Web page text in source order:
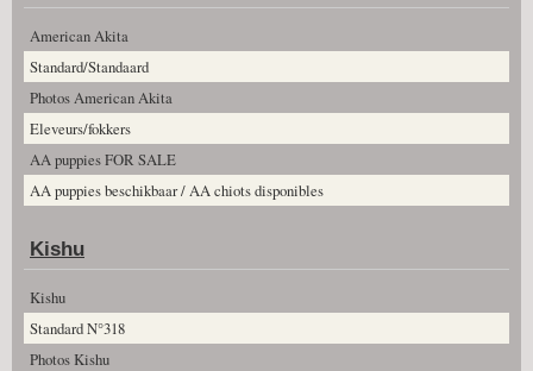
American Akita
Standard/Standaard
Photos American Akita
Eleveurs/fokkers
AA puppies FOR SALE
AA puppies beschikbaar / AA chiots disponibles
Kishu
Kishu
Standard N°318
Photos Kishu